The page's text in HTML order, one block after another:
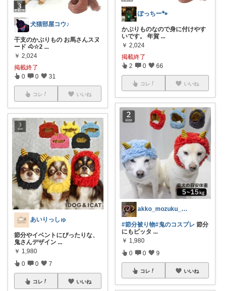
犬猫部屋コウ♪
干支のかぶりもの お馬さんスヌ
ード 🐴☆2 ...
￥ 2,024
掲載終了
0 0 31
コレ いいね
あいりっしゅ
節分やイベントにぴったりな、
鬼さんデザイン ...
￥ 1,980
0 0 7
コレ いいね
ぽっちー🐾
かぶりものなので身に付けやす
いです。 年賀 ...
￥ 2,024
掲載終了
2 0 66
コレ いいね
akko_mozuku_mugisuke
#節分被り物#鬼のコスプレ 節分
にもピッタ ...
￥ 1,980
0 0 9
コレ いいね